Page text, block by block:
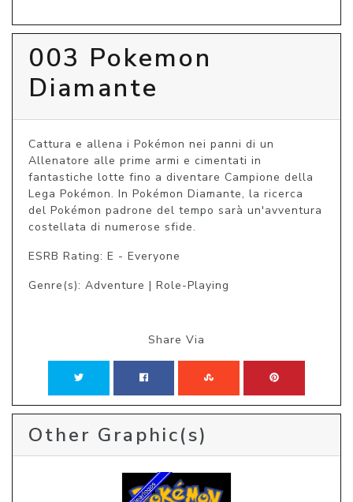
003 Pokemon
Diamante
Cattura e allena i Pokémon nei panni di un
Allenatore alle prime armi e cimentati in
fantastiche lotte fino a diventare Campione della
Lega Pokémon. In Pokémon Diamante, la ricerca
del Pokémon padrone del tempo sarà un'avventura
costellata di numerose sfide.
ESRB Rating: E - Everyone
Genre(s): Adventure | Role-Playing
Share Via
Other Graphic(s)